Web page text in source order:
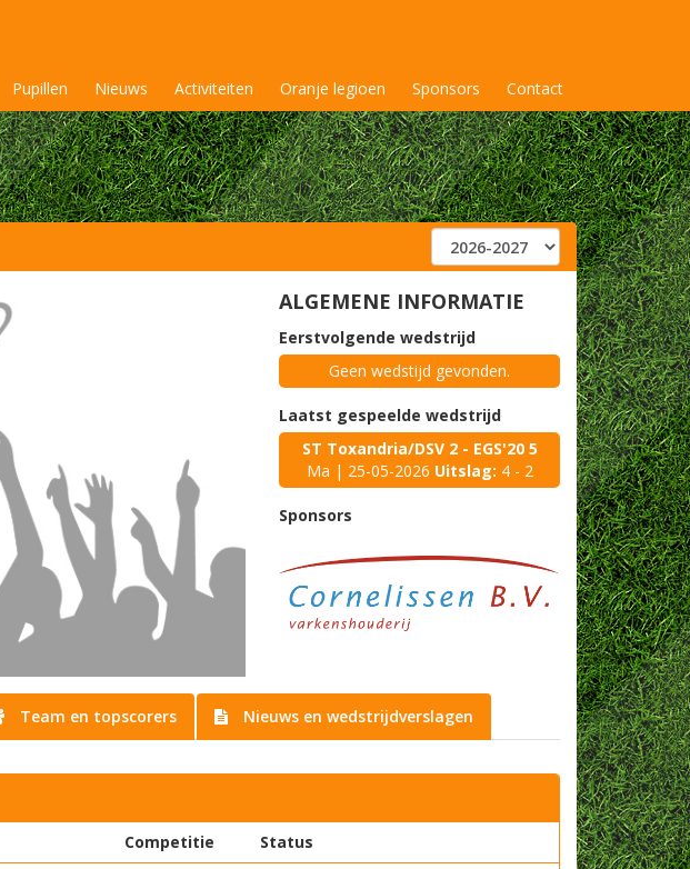
Pupillen Nieuws Activiteiten Oranje legioen Sponsors Contact
ALGEMENE INFORMATIE
Eerstvolgende wedstrijd
Geen wedstijd gevonden.
Laatst gespeelde wedstrijd
ST Toxandria/DSV 2 - EGS'20 5
Ma | 25-05-2026 Uitslag: 4 - 2
Sponsors
Team en topscorers Nieuws en wedstrijdverslagen
Competitie
Status